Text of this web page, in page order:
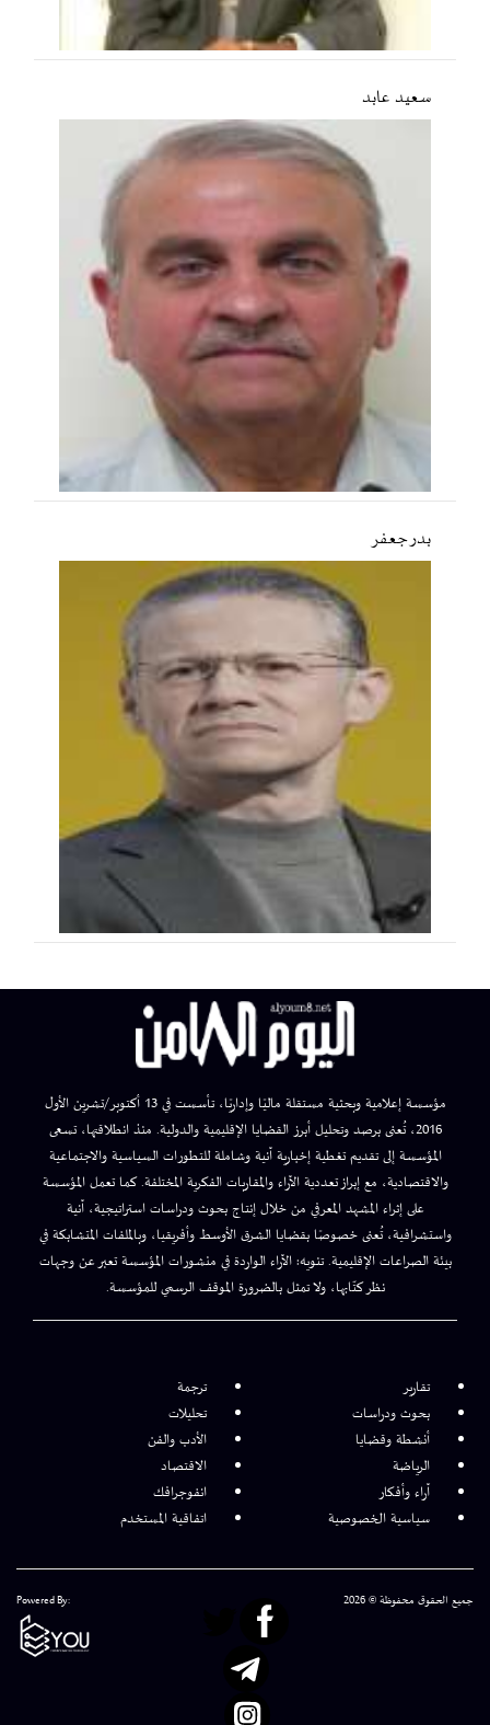
سعید عابد
بدر جعفر
مؤسسة إعلامية وبحثية مستقلة ماليًا وإداريًا، تأسست في 13 أكتوبر/تشرين الأول
2016، تُعنى برصد وتحليل أبرز القضايا الإقليمية والدولية. منذ انطلاقتها، تسعى
المؤسسة إلى تقديم تغطية إخبارية آنية وشاملة للتطورات السياسية والاجتماعية
والاقتصادية، مع إبراز تعددية الآراء والمقاربات الفكرية المختلفة. كما تعمل المؤسسة
على إثراء المشهد المعرفي من خلال إنتاج بحوث ودراسات استراتيجية، آنية
واستشرافية، تُعنى خصوصًا بقضايا الشرق الأوسط وأفريقيا، وبالملفات المتشابكة في
بيئة الصراعات الإقليمية. تنويه: الآراء الواردة في منشورات المؤسسة تعبر عن وجهات
نظر كتّابها، ولا تمثل بالضرورة الموقف الرسمي للمؤسسة.
تقارير
ترجمة
بحوث ودراسات
تحليلات
أنشطة وقضايا
الأدب والفن
الرياضة
الاقتصاد
آراء وأفكار
انفوجرافك
سياسية الخصوصية
اتفاقية المستخدم
جميع الحقوق محفوظة © 2026 Powered By: